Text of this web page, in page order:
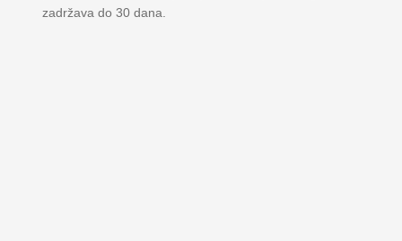
zadržava do 30 dana.